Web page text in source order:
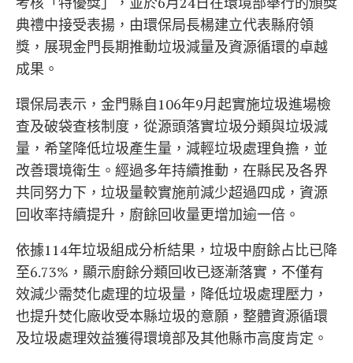
典禮中接受表揚，由環保局長楊建立代表縣府領
獎，展現金門長期推動垃圾減量及資源循環的卓越
成果。
環保局表示，金門縣自106年9月起實施垃圾進場檢
查及破袋查核制度，從源頭落實垃圾分類與垃圾減
量，希望降低垃圾產生量，減輕垃圾處理負擔，並
改善環境衛生。經過多年持續推動，在縣民及各界
共同努力下，垃圾量較實施前減少超過四成，資源
回收率持續提升，廚餘回收量更增加逾一倍。
依據114年垃圾組成分析結果，垃圾中廚餘占比已降
至6.73%，顯示廚餘分類回收已逐漸落實，不僅有
效減少需焚化處理的垃圾量，降低垃圾處理壓力，
也提升焚化廠收受本縣垃圾的意願，整體資源循環
及垃圾處理效益獲得環境部及其他縣市高度肯定。